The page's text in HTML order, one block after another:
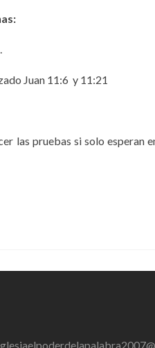
Juan 11:6 y 11:21
las pruebas si solo esperan